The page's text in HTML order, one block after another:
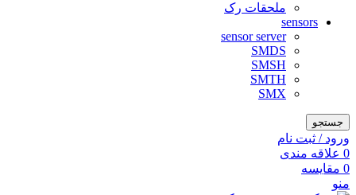
ملحقات رک
sensors
sensor server
SMDS
SMSH
SMTH
SMX
جستجو
ورود / ثبت نام
0 علاقه مندی
0 مقایسه
منو